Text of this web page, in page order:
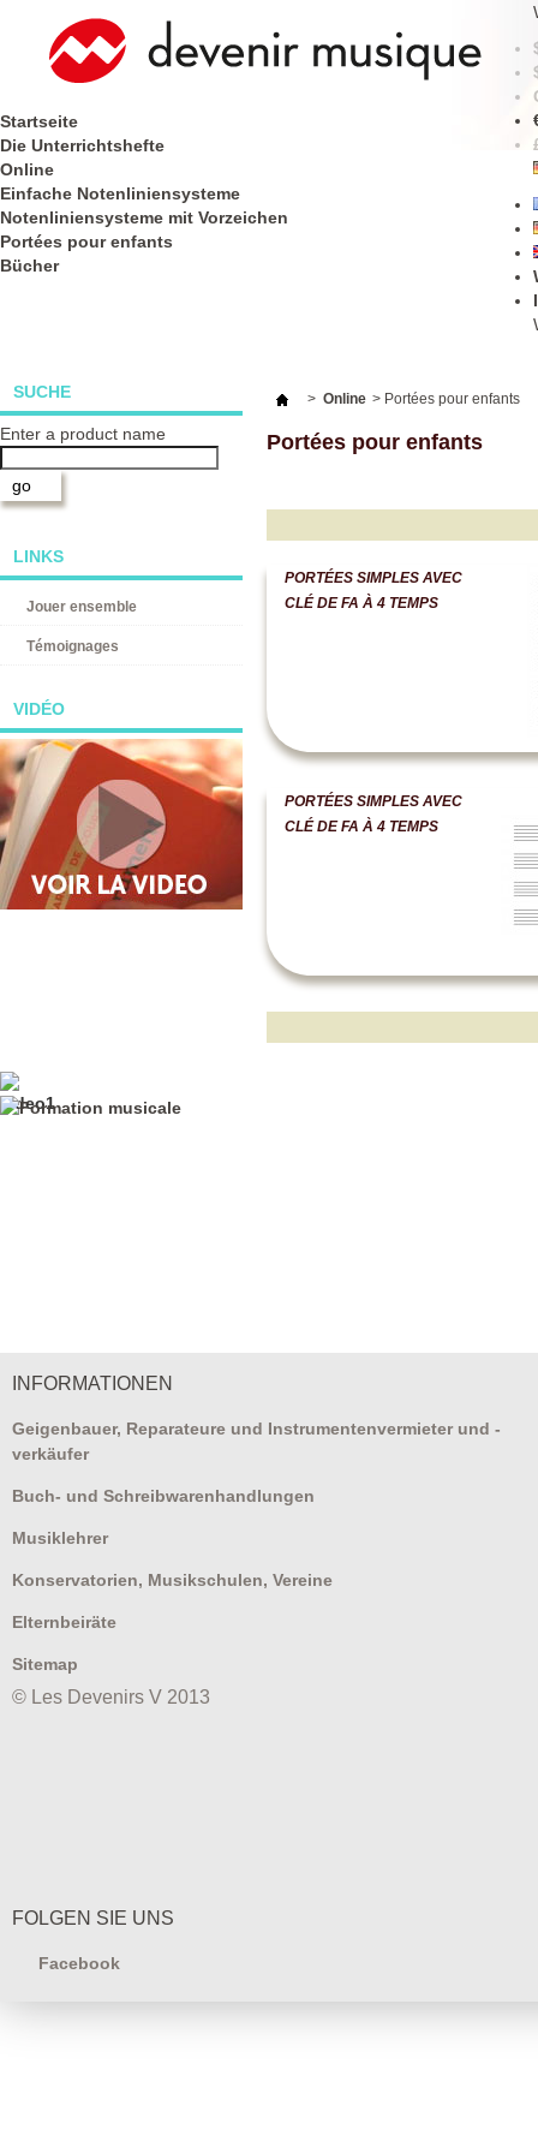
Startseite
Die Unterrichtshefte
Online
Einfache Notenliniensysteme
Notenliniensysteme mit Vorzeichen
Portées pour enfants
Bücher
SUCHE
Enter a product name
LINKS
Jouer ensemble
Témoignages
VIDÉO
> Online > Portées pour enfants
Portées pour enfants
PORTÉES SIMPLES AVEC
CLÉ DE FA À 4 TEMPS
PORTÉES SIMPLES AVEC
CLÉ DE FA À 4 TEMPS
INFORMATIONEN
Geigenbauer, Reparateure und Instrumentenvermieter und -
verkäufer
Buch- und Schreibwarenhandlungen
Musiklehrer
Konservatorien, Musikschulen, Vereine
Elternbeiräte
Sitemap
© Les Devenirs V 2013
FOLGEN SIE UNS
Facebook